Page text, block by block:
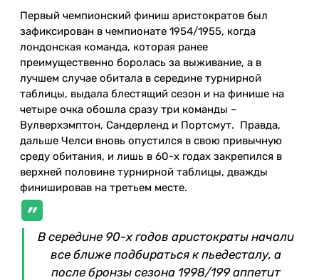
Первый чемпионский финиш аристократов был
зафиксирован в чемпионате 1954/1955, когда
лондонская команда, которая ранее
преимущественно боролась за выживание, а в
лучшем случае обитала в середине турнирной
таблицы, выдала блестящий сезон и на финише на
четыре очка обошла сразу три команды –
Вулверхэмптон, Сандерленд и Портсмут. Правда,
дальше Челси вновь опустился в свою привычную
среду обитания, и лишь в 60-х годах закрепился в
верхней половине турнирной таблицы, дважды
финишировав на третьем месте.
В середине 90-х годов аристократы начали
все ближе подбираться к пьедесталу, а
после бронзы сезона 1998/199 аппетит